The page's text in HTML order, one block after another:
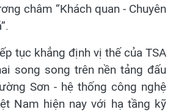
châm “Khách quan - Chuyên
tục khẳng định vị thế của TSA
song song trên nền tảng đấu
Sơn - hệ thống công nghệ
Nam hiện nay với hạ tầng kỹ